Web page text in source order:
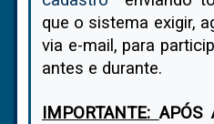
que o sistema exigir,
via e-mail, para
antes e durante.
IMPORTANTE:APÓS